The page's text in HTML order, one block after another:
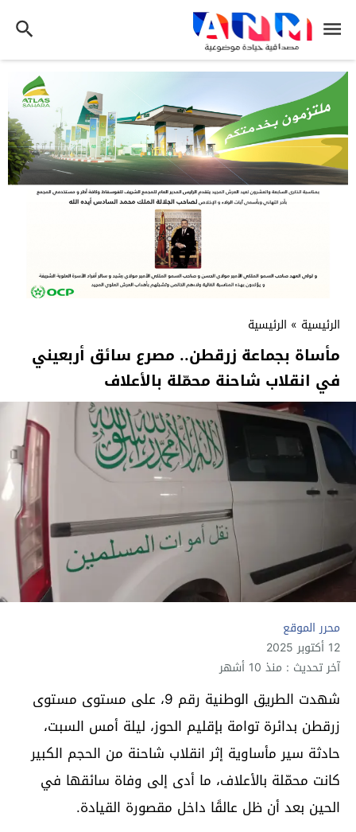
الرئيسية » الرئيسية
مأساة بجماعة زرقطن.. مصرع سائق أربعيني
في انقلاب شاحنة محمّلة بالأعلاف
محرر الموقع
12 أكتوبر 2025
آخر تحديث : منذ 10 أشهر
شهدت الطريق الوطنية رقم 9، على مستوى مستوى
زرقطن بدائرة توامة بإقليم الحوز، ليلة أمس السبت،
حادثة سير مأساوية إثر انقلاب شاحنة من الحجم الكبير
كانت محمّلة بالأعلاف، ما أدى إلى وفاة سائقها في
الحين بعد أن ظل عالقًا داخل مقصورة القيادة.